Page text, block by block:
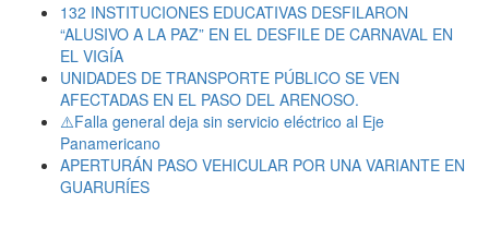
132 INSTITUCIONES EDUCATIVAS DESFILARON
“ALUSIVO A LA PAZ” EN EL DESFILE DE CARNAVAL EN
EL VIGÍA
UNIDADES DE TRANSPORTE PÚBLICO SE VEN
AFECTADAS EN EL PASO DEL ARENOSO.
⚠️Falla general deja sin servicio eléctrico al Eje
Panamericano
APERTURÁN PASO VEHICULAR POR UNA VARIANTE EN
GUARURÍES